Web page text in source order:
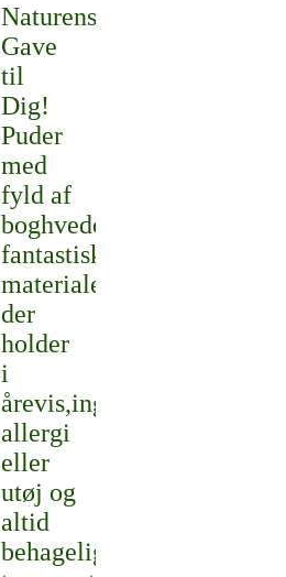
Naturens
Gave
til
Dig!
Puder
med
fyld af
boghvedeskaller,
fantastisk
materiale
der
holder
i
årevis,ingen
allergi
eller
utøj og
altid
behagelig